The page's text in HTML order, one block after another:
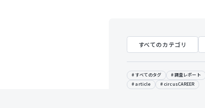
すべてのカテゴリ
すべてのタグ 調査レポート
article
circusCAREER